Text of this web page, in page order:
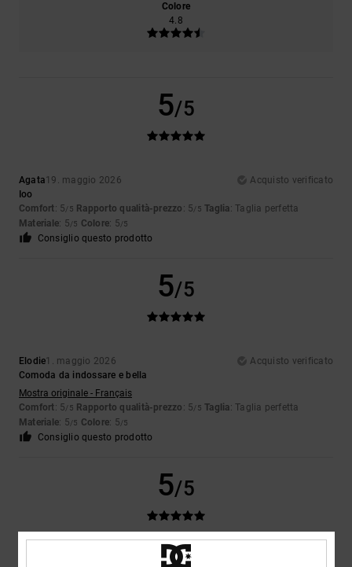
Colore
4.8
5/5
Agata19. maggio 2026
Acquisto verificato
Ioo
Comfort: 5/5 Rapporto qualità-prezzo : 5/5 Taglia: Taglia perfetta
Materiale: 5/5 Colore: 5/5
Consiglio questo prodotto
5/5
Elodie1. maggio 2026
Acquisto verificato
Comoda da indossare e bella
Mostra originale - Français
Comfort: 5/5 Rapporto qualità-prezzo : 5/5 Taglia: Taglia perfetta
Materiale: 5/5 Colore: 5/5
Consiglio questo prodotto
5/5